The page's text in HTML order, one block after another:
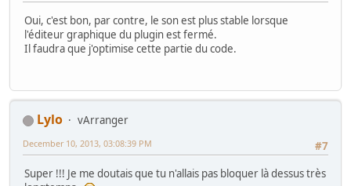
Oui, c'est bon, par contre, le son est plus stable lorsque
l'éditeur graphique du plugin est fermé.
Il faudra que j'optimise cette partie du code.
Lylo
vArranger
#7
December 10, 2013, 03:08:39 PM
Super !!! Je me doutais que tu n'allais pas bloquer là dessus très